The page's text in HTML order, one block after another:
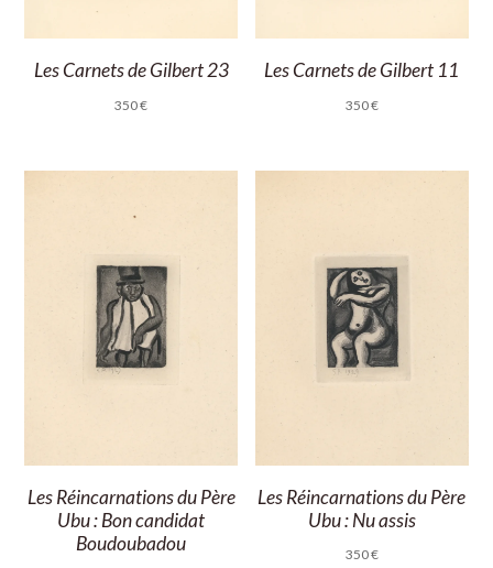
Les Carnets de Gilbert 23
350€
Les Carnets de Gilbert 11
350€
Les Réincarnations du Père
Ubu : Bon candidat
Boudoubadou
Les Réincarnations du Père
Ubu : Nu assis
350€